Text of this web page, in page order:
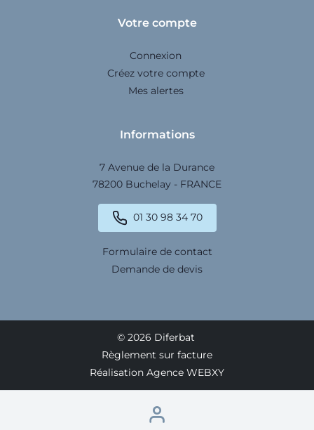
Votre compte
Connexion
Créez votre compte
Mes alertes
Informations
7 Avenue de la Durance
78200 Buchelay - FRANCE
01 30 98 34 70
Formulaire de contact
Demande de devis
© 2026 Diferbat
Règlement sur facture
Réalisation Agence WEBXY